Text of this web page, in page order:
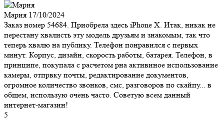
Мария 17/10/2024
Заказ номер 54684. Приобрела здесь iPhone X. Итак, никак не
перестану хвалисть эту модель друзьям и знакомым, так что
теперь хвалю на публику. Телефон понравился с первых
минут. Корпус, дизайн, скорость работы, батарея. Телефон, в
принципе, покупала с расчетом рна активиное использование
камеры, отпрвку почты, редактирование документов,
огромное количество звонков, смс, разговоров по скайпу... в
общем, использую очень часто. Советую всем данный
интернет-магазин!
5